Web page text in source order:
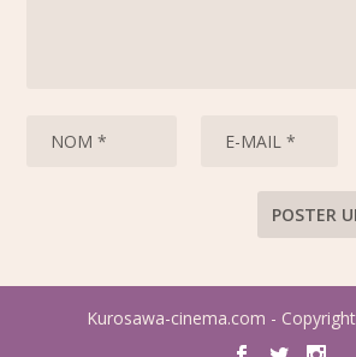
Kurosawa-cinema.com -